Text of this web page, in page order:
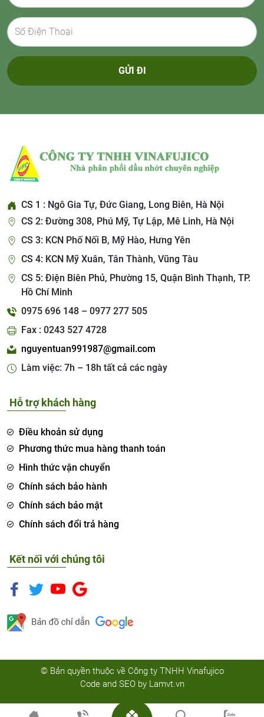
GỬI ĐI
CS 1 : Ngô Gia Tự, Đức Giang, Long Biên, Hà Nội
CS 2: Đường 308, Phú Mỹ, Tự Lập, Mê Linh, Hà Nội
CS 3: KCN Phố Nối B, Mỹ Hào, Hưng Yên
CS 4: KCN Mỹ Xuân, Tân Thành, Vũng Tàu
CS 5: Điện Biên Phủ, Phường 15, Quận Bình Thạnh, TP.
Hồ Chí Minh
0975 696 148 – 0977 277 505
Fax : 0243 527 4728
nguyentuan991987@gmail.com
Làm việc: 7h – 18h tất cả các ngày
Hỗ trợ khách hàng
Điều khoản sử dụng
Phương thức mua hàng thanh toán
Hình thức vận chuyển
Chính sách bảo hành
Chính sách bảo mật
Chính sách đổi trả hàng
Kết nối với chúng tôi
© Bản quyền thuộc về Công ty TNHH Vinafujico
Code and SEO by Lamvt.vn